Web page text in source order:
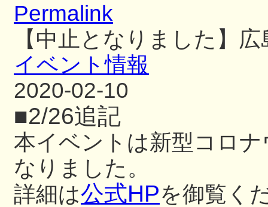
Permalink
【中止となりました】
イベント情報
2020-02-10
■2/26追記
本イベントは新型コロ
なりました。
詳細は公式HPを御覧く